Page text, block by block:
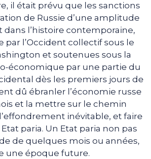
il était prévu que les sanctions
de Russie d’une amplitude
dans l’histoire contemporaine,
par l’Occident collectif sous le
et soutenues sous la
économique par une partie du
dès les premiers jours de
dû ébranler l’économie russe
et la mettre sur le chemin
inévitable, et faire
paria. Un Etat paria non pas
de quelques mois ou années,
une époque future.